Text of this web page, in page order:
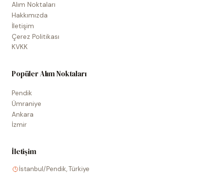
Alım Noktaları
Hakkımızda
İletişim
Çerez Politikası
KVKK
Popüler Alım Noktaları
Pendik
Ümraniye
Ankara
İzmir
İletişim
İstanbul/Pendik, Türkiye